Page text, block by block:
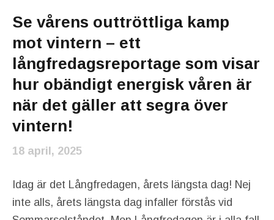
Se vårens outtröttliga kamp
mot vintern – ett
långfredagsreportage som visar
hur obändigt energisk våren är
när det gäller att segra över
vintern!
18 april, 2025
Idag är det Långfredagen, årets längsta dag! Nej
inte alls, årets längsta dag infaller förstås vid